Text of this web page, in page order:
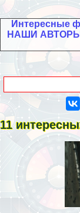
Интересные
НАШИ АВТОРЫ
11